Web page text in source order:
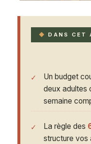
DANS CET
Un budget
deux adultes
semaine
La règle des
structure vos